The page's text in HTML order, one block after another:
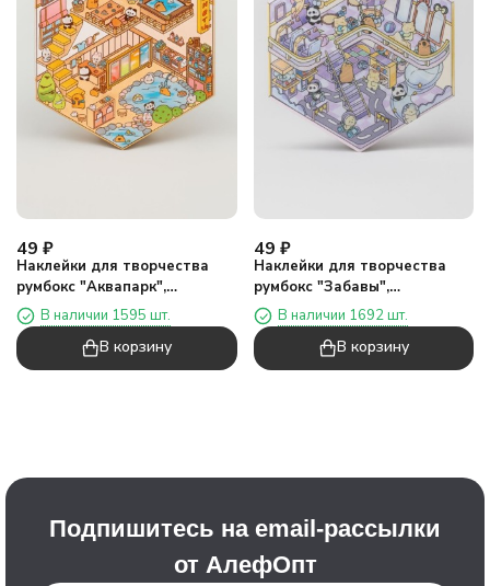
49 ₽
Наклейки для творчества
румбокс "Аквапарк",
коричневый (16*20 см)
В наличии 1595 шт.
В корзину
49 ₽
Наклейки для творчества
румбокс "Забавы",
фиолетовые (16*20 см)
В наличии 1692 шт.
В корзину
Подпишитесь на email-рассылки
от АлефОпт